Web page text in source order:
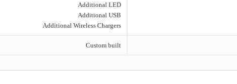
Additional LED
Additional USB
Additional Wireless Chargers
Custom built